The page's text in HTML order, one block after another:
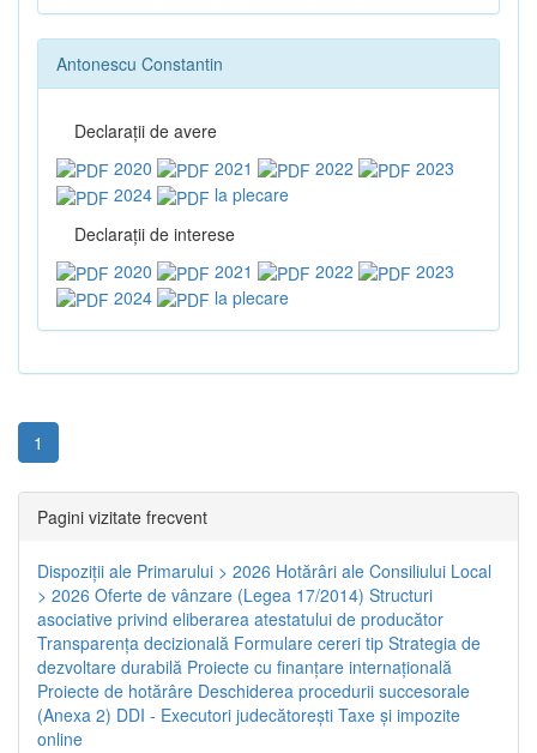
Antonescu Constantin
Declaraţii de avere
2020
2021 2022
2023
2024
la plecare
Declaraţii de interese
2020
2021 2022
2023
2024
la plecare
1
Pagini vizitate frecvent
Dispoziţii ale Primarului > 2026 Hotărâri ale Consiliului Local
> 2026 Oferte de vânzare (Legea 17/2014) Structuri
asociative privind eliberarea atestatului de producător
Transparenţa decizională Formulare cereri tip Strategia de
dezvoltare durabilă Proiecte cu finanţare internaţională
Proiecte de hotărâre Deschiderea procedurii succesorale
(Anexa 2) DDI - Executori judecătorești Taxe şi impozite
online